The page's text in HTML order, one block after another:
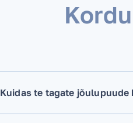
Kuidas te tagate jõulupuude